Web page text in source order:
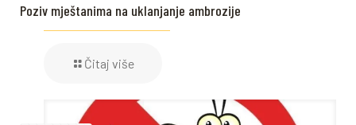
Poziv mještanima na uklanjanje ambrozije
Čitaj više